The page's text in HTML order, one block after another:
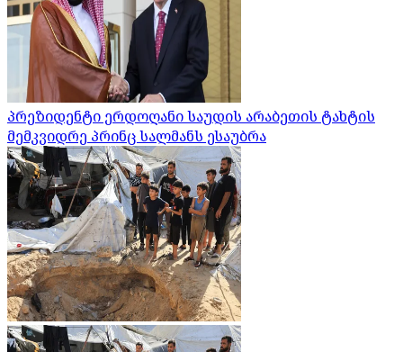
პრეზიდენტი ერდოღანი საუდის არაბეთის ტახტის
მემკვიდრე პრინც სალმანს ესაუბრა